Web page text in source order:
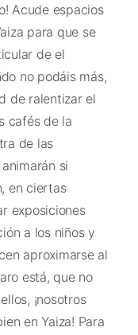
Acude espacios
para que se
de el
no podáis más,
de ralentizar el
cafés de la
de las
si
en ciertas
exposiciones
a los niños y
aproximarse al
está, que no
¡nosotros
en Yaiza! Para